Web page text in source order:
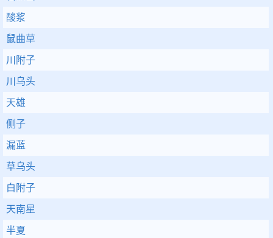
酸浆
鼠曲草
川附子
川乌头
天雄
侧子
漏蓝
草乌头
白附子
天南星
半夏